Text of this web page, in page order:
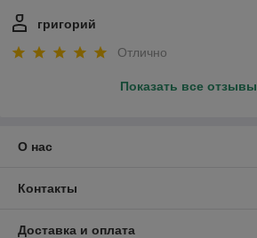
григорий
Отлично
Показать все отзывы
О нас
Контакты
Доставка и оплата